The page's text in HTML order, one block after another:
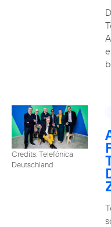
Credits: Telefónica
Deutschland